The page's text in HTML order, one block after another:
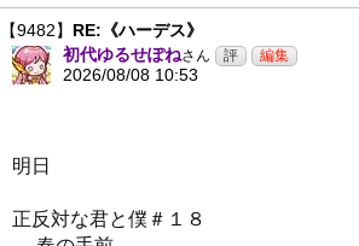
【9482】 RE:《ハーデス》
初代ゆるせぽねさん
2026/08/08 10:53
明日
正反対な君と僕＃１８